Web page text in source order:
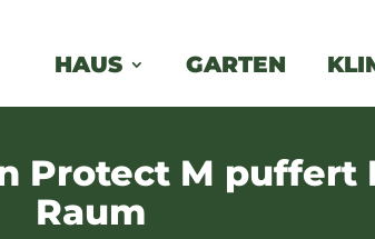
HAUS GARTEN
Protect M
Raum